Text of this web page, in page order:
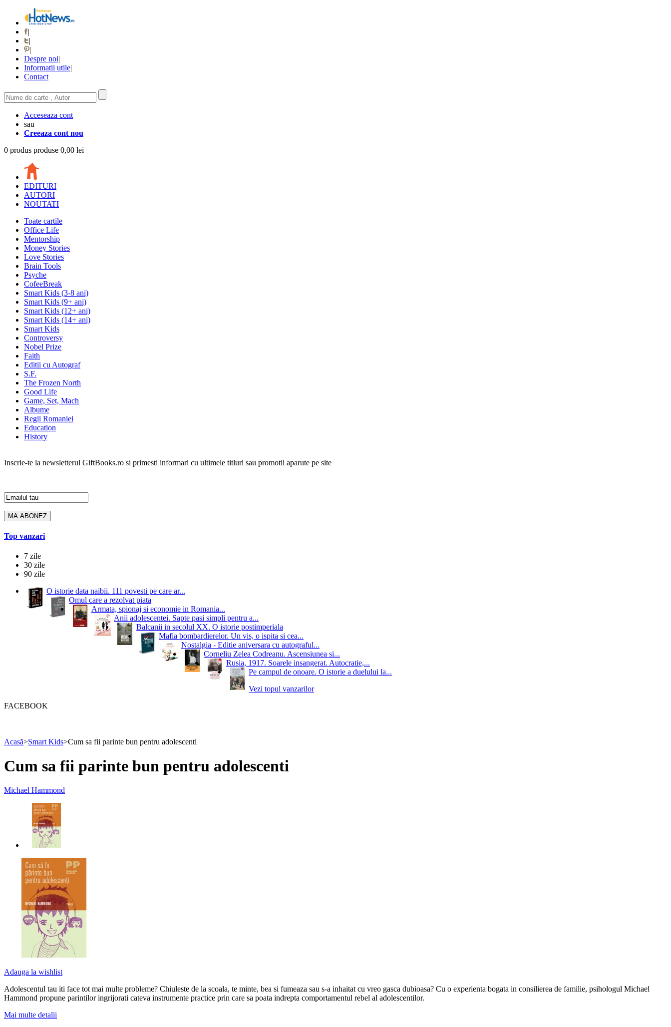
|
|
|
Despre noi|
Informatii utile|
Contact
Acceseaza cont
sau
Creeaza cont nou
0 produs produse 0,00 lei
EDITURI
AUTORI
NOUTATI
Toate cartile
Office Life
Mentorship
Money Stories
Love Stories
Brain Tools
Psyche
CofeeBreak
Smart Kids (3-8 ani)
Smart Kids (9+ ani)
Smart Kids (12+ ani)
Smart Kids (14+ ani)
Smart Kids
Controversy
Nobel Prize
Faith
Editii cu Autograf
S.F.
The Frozen North
Good Life
Game, Set, Mach
Albume
Regii Romaniei
Education
History
Inscrie-te la newsletterul GiftBooks.ro si primesti informari cu ultimele titluri sau promotii aparute pe site
Top vanzari
7 zile
30 zile
90 zile
O istorie data naibii. 111 povesti pe care ar...
Omul care a rezolvat piata
Armata, spionaj si economie in Romania...
Anii adolescentei. Sapte pasi simpli pentru a...
Balcanii in secolul XX. O istorie postimperiala
Mafia bombardierelor. Un vis, o ispita si cea...
Nostalgia - Editie aniversara cu autograful...
Corneliu Zelea Codreanu. Ascensiunea si...
Rusia, 1917. Soarele insangerat. Autocratie,...
Pe campul de onoare. O istorie a duelului la...
Vezi topul vanzarilor
FACEBOOK
Acasă>Smart Kids>Cum sa fii parinte bun pentru adolescenti
Cum sa fii parinte bun pentru adolescenti
Michael Hammond
Adauga la wishlist
Adolescentul tau iti face tot mai multe probleme? Chiuleste de la scoala, te minte, bea si fumeaza sau s-a inhaitat cu vreo gasca dubioasa? Cu o experienta bogata in consilierea de familie, psihologul Michael
Hammond propune parintilor ingrijorati cateva instrumente practice prin care sa poata indrepta comportamentul rebel al adolescentilor.
Mai multe detalii